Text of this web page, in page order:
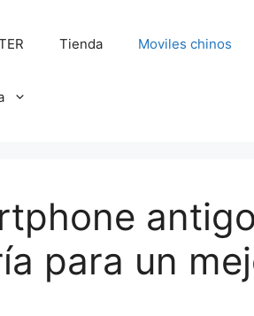
Tienda Moviles chinos
para un